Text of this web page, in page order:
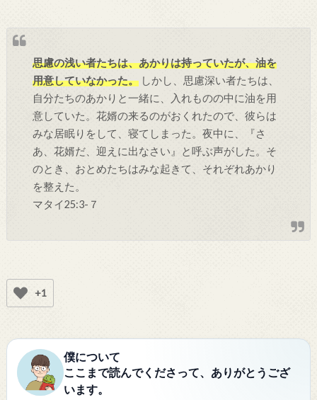
思慮の浅い者たちは、あかりは持っていたが、油を
用意していなかった。 しかし、思慮深い者たちは、
自分たちのあかりと一緒に、入れものの中に油を用
意していた。花婿の来るのがおくれたので、彼らは
みな居眠りをして、寝てしまった。夜中に、『さ
あ、花婿だ、迎えに出なさい』と呼ぶ声がした。そ
のとき、おとめたちはみな起きて、それぞれあかり
を整えた。
マタイ25:3-７
+1
僕について
ここまで読んでくださって、ありがとうござ
います。